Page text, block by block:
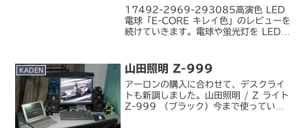
17492-2969-293085高演色 LED
電球「E-CORE キレイ色」のレビューを
続けていきます。電球や蛍光灯を LED
るさが確保できるのか？ということで
は...
KADEN 山田照明 Z-999
アーロンの購入に合わせて、デスクライ
トも新調しました。山田照明 / Z ライト
Z-999 （ブラック）今まで使っていた